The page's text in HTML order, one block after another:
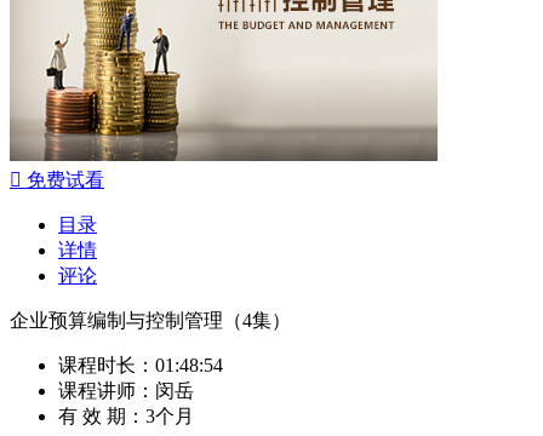
 免费试看
目录
详情
评论
企业预算编制与控制管理（4集）
课程时长： 01:48:54
课程讲师： 闵岳
有 效 期： 3个月